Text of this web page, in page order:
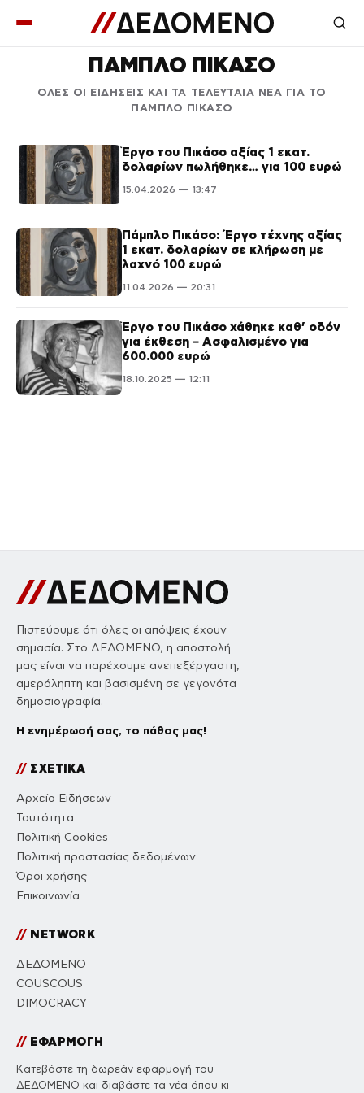
ΠΑΜΠΛΟ ΠΙΚΑΣΟ
ΟΛΕΣ ΟΙ ΕΙΔΗΣΕΙΣ ΚΑΙ ΤΑ ΤΕΛΕΥΤΑΙΑ ΝΕΑ ΓΙΑ ΤΟ
ΠΑΜΠΛΟ ΠΙΚΑΣΟ
Έργο του Πικάσο αξίας 1 εκατ.
δολαρίων πωλήθηκε… για 100 ευρώ
15.04.2026 — 13:47
Πάμπλο Πικάσο: Έργο τέχνης αξίας
1 εκατ. δολαρίων σε κλήρωση με
λαχνό 100 ευρώ
11.04.2026 — 20:31
Έργο του Πικάσο χάθηκε καθ’ οδόν
για έκθεση – Ασφαλισμένο για
600.000 ευρώ
18.10.2025 — 12:11
Πιστεύουμε ότι όλες οι απόψεις έχουν
σημασία. Στο ΔΕΔΟΜΕΝΟ, η αποστολή
μας είναι να παρέχουμε ανεπεξέργαστη,
αμερόληπτη και βασισμένη σε γεγονότα
δημοσιογραφία.
Η ενημέρωσή σας, το πάθος μας!
//ΣΧΕΤΙΚΑ
Αρχείο Ειδήσεων
Ταυτότητα
Πολιτική Cookies
Πολιτική προστασίας δεδομένων
Όροι χρήσης
Επικοινωνία
//NETWORK
ΔΕΔΟΜΕΝΟ
COUSCOUS
DIMOCRACY
//ΕΦΑΡΜΟΓΗ
Κατεβάστε τη δωρεάν εφαρμογή του
ΔΕΔΟΜΕΝΟ και διαβάστε τα νέα όπου κι